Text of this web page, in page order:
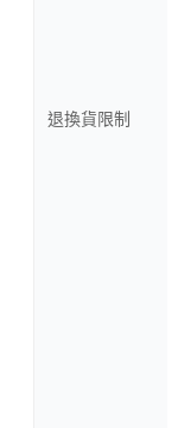
退換貨限制